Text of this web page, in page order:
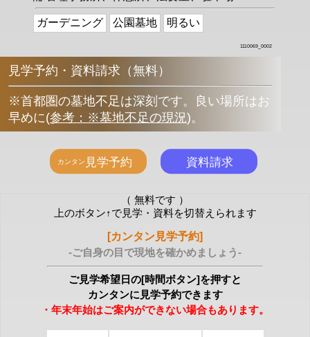
ガーデニング 公園墓地 明るい
1110069_0002
見学予約・資料請求（無料）
※首都圏の墓地不足は深刻です。良い場所はお
早めに(参考：※墓地不足の現況)。
（ 無料です ）
上のボタン↑で見学・資料を切替えられます
[カンタン見学予約]
-ご自身の目で現地を確かめましょう-
ご見学希望日の[時間ボタン]を押すと
カンタンに見学予約できます
・年末年始はご案内ができない場合もあります。